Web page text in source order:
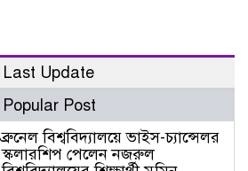
Last Update
Popular Post
ব্রুনেল বিশ্ববিদ্যালয়ে ভাইস-চ্যান্সেলর
স্কলারশিপ পেলেন নজরুল